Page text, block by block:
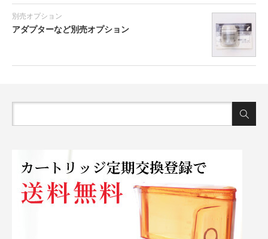
別売オプション
アダプターなど別売オプション